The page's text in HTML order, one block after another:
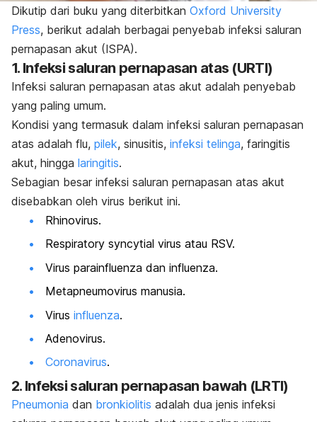
Dikutip dari buku yang diterbitkan Oxford University
Press, berikut adalah berbagai penyebab infeksi saluran
pernapasan akut (ISPA).
1. Infeksi saluran pernapasan atas (URTI)
Infeksi saluran pernapasan atas akut adalah penyebab
yang paling umum.
Kondisi yang termasuk dalam infeksi saluran pernapasan
atas adalah flu, pilek, sinusitis, infeksi telinga, faringitis
akut, hingga laringitis.
Sebagian besar infeksi saluran pernapasan atas akut
disebabkan oleh virus berikut ini.
Rhinovirus.
Respiratory syncytial virus atau RSV.
Virus parainfluenza dan influenza.
Metapneumovirus manusia.
Virus influenza.
Adenovirus.
Coronavirus.
2. Infeksi saluran pernapasan bawah (LRTI)
Pneumonia dan bronkiolitis adalah dua jenis infeksi